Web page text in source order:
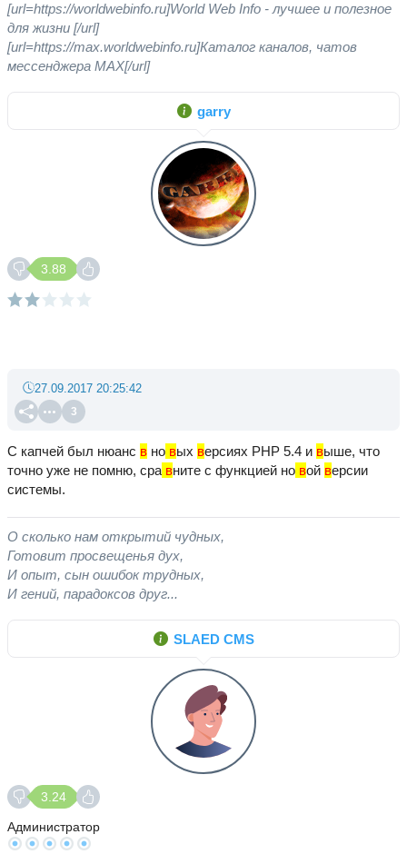
[url=https://worldwebinfo.ru]World Web Info - лучшее и полезное
для жизни [/url]
[url=https://max.worldwebinfo.ru]Каталог каналов, чатов
мессенджера MAX[/url]
garry
3.88
3
27.09.2017 20:25:42
С капчей был нюанс в но вых версиях PHP 5.4 и выше, что
точно уже не помню, сра вните с функцией но вой версии
системы.
О сколько нам открытий чудных,
Готовит просвещенья дух,
И опыт, сын ошибок трудных,
И гений, парадоксов друг...
SLAED CMS
3.24
Администратор